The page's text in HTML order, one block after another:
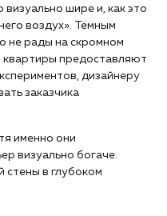
шире и, как это
воздух». Тёмным
не рады на скромном
предоставляют
дизайнеру
заказчика
именно они
визуально богаче.
стены в глубоком